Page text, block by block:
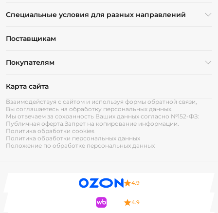
Специальные условия для разных направлений
Поставщикам
Покупателям
Карта сайта
Взаимодействуя с сайтом и используя формы обратной связи,
Вы соглашаетесь на обработку персональных данных.
Мы отвечаем за сохранность Ваших данных согласно №152-ФЗ:
Публичная оферта.Запрет на копирование информации.
Политика обработки cookies
Политика обработки персональных данных
Положение по обработке персональных данных
4.9
4.9